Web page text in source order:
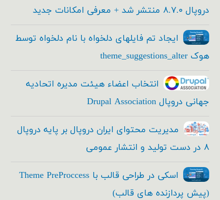
دروپال ۸.۷.۰ منتشر شد + معرفی امکانات جدید
ایجاد تم فایلهای دلخواه با نام دلخواه توسط
هوک theme_suggestions_alter
انتخاب اعضاء هیئت مدیره اتحادیه
جهانی دروپال Drupal Association
مدیریت محتوای ایران دروپال بر پایه دروپال
۸ در دست تولید و انتشار عمومی
اسکی در طراحی قالب با Theme PreProccess
(پیش پردازنده های قالب)